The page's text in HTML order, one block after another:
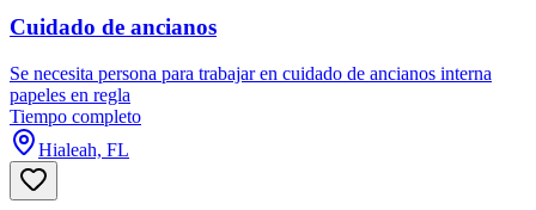
Cuidado de ancianos
Se necesita persona para trabajar en cuidado de ancianos interna
papeles en regla
Tiempo completo
Hialeah, FL